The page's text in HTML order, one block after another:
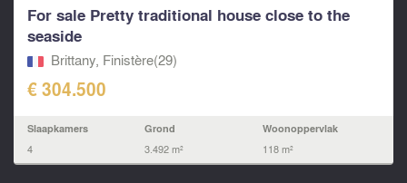
For sale Pretty traditional house close to the
seaside
Brittany, Finistère(29)
€ 304.500
Slaapkamers
4
Grond
3.492 m²
Woonoppervlak
118 m²